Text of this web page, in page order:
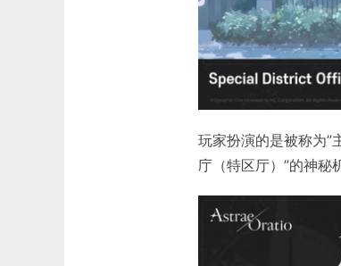
玩家扮演的是被称为”
庁（特区厅）”的神秘